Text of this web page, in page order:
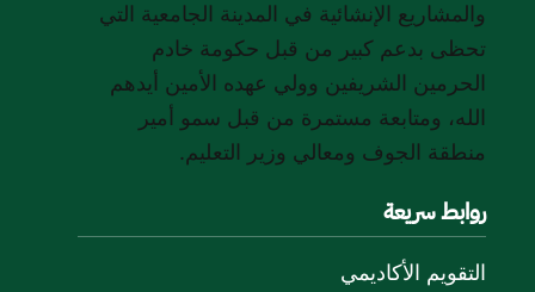
والمشاريع الإنشائية في المدينة الجامعية التي
تحظى بدعم كبير من قبل حكومة خادم
الحرمين الشريفين وولي عهده الأمين أيدهم
الله، ومتابعة مستمرة من قبل سمو أمير
منطقة الجوف ومعالي وزير التعليم.
روابط سريعة
التقويم الأكاديمي